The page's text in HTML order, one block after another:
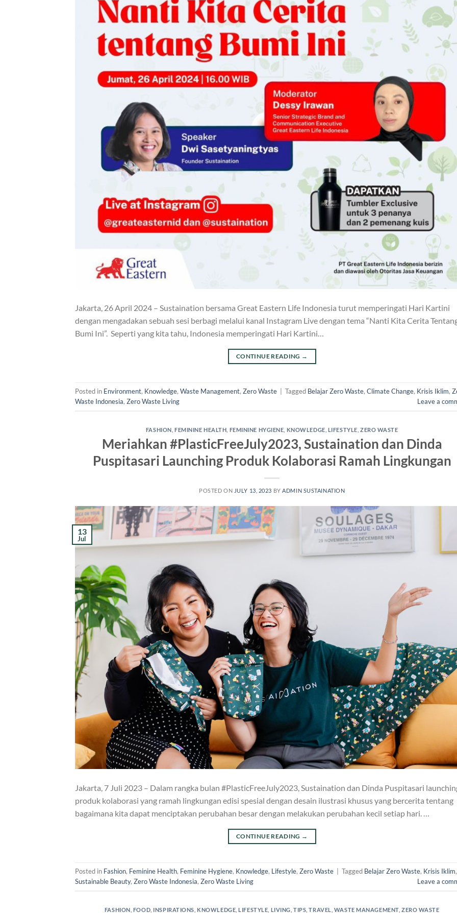
Jakarta, 26 April 2024 – Sustaination bersama Great Eastern Life Indonesia turut memperingati Hari Kartini
dengan mengadakan sebuah sesi berbagi melalui kanal Instagram Live dengan tema “Nanti Kita Cerita
Bumi Ini”. Seperti yang kita tahu, Indonesia memperingati Hari Kartini…
CONTINUE READING →
Posted in Environment, Knowledge, Waste Management, Zero Waste Tagged Belajar Zero Waste, Climate Change, Krisis Iklim,
Waste Indonesia, Zero Waste Living Leave a
FASHION FEMININE HEALTH FEMININE HYGIENE KNOWLEDGE LIFESTYLE ZERO WASTE
Meriahkan #PlasticFreeJuly2023, Sustaination dan Dinda
Puspitasari Launching Produk Kolaborasi Ramah Lingkungan
POSTED ON JULY 13, 2023 BY ADMIN SUSTAINATION
13
Jul
Jakarta, 7 Juli 2023 – Dalam rangka bulan #PlasticFreeJuly2023, Sustaination dan Dinda Puspitasari
produk kolaborasi yang ramah lingkungan edisi spesial dengan desain ilustrasi khusus yang bercerita tentang
bagaimana kita dapat menciptakan perubahan besar dengan melakukan perubahan kecil setiap hari. …
CONTINUE READING →
Posted in Fashion, Feminine Health, Feminine Hygiene, Knowledge, Lifestyle, Zero Waste Tagged Belajar Zero Waste, Krisis Iklim,
Sustainable Beauty, Zero Waste Indonesia, Zero Waste Living Leave a
FASHION FOOD INSPIRATIONS KNOWLEDGE ,LIFESTYLE LIVING ,TIPS ,TRAVEL WASTE MANAGEMENT, ZERO WASTE